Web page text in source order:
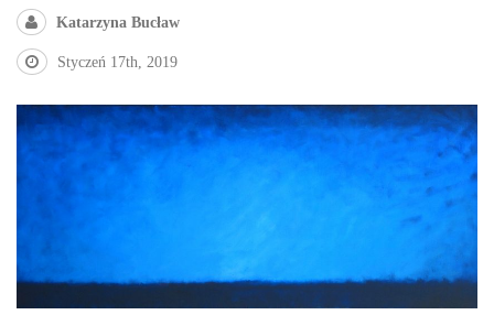
Katarzyna Bucław
Styczeń 17th, 2019